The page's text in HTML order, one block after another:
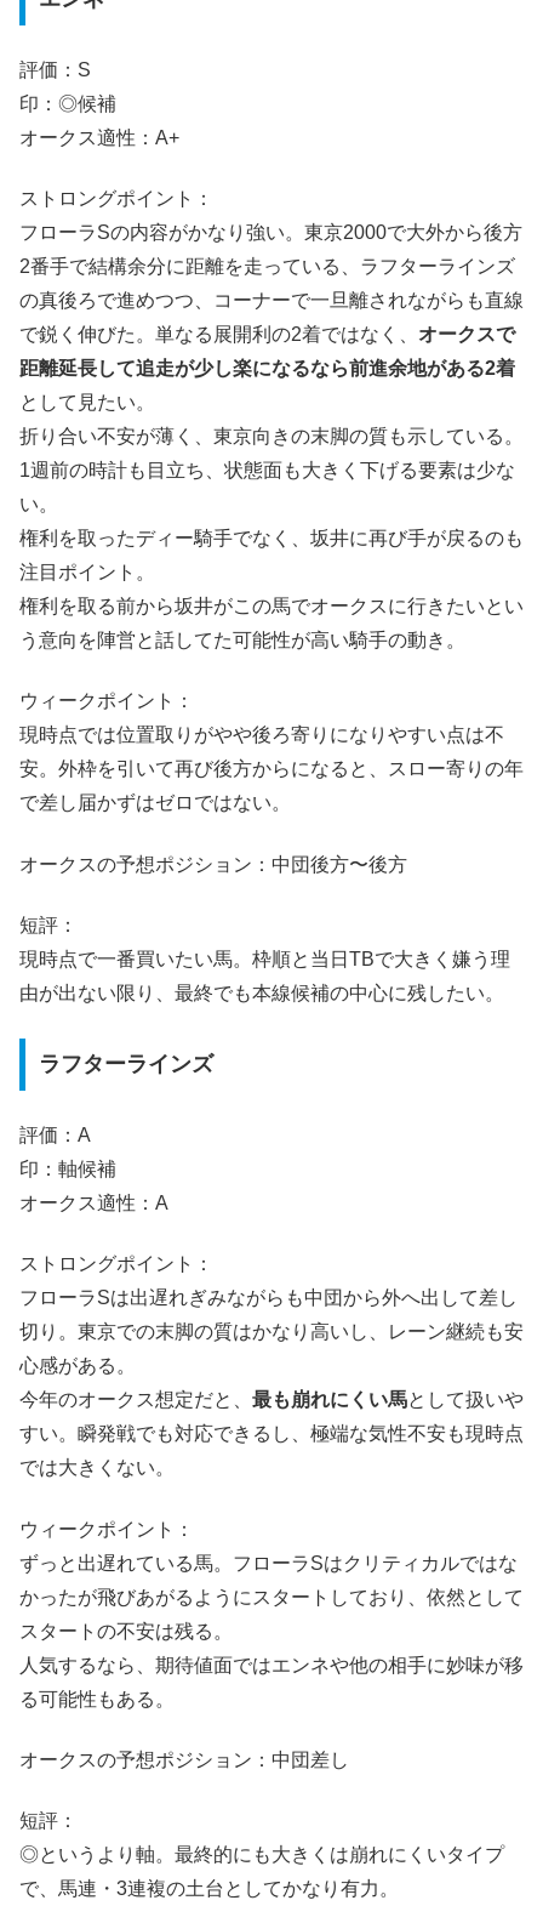
評価：S
印：◎候補
オークス適性：A+
ストロングポイント：
フローラSの内容がかなり強い。東京2000で大外から後方
2番手で結構余分に距離を走っている、ラフターラインズ
の真後ろで進めつつ、コーナーで一旦離されながらも直線
で鋭く伸びた。単なる展開利の2着ではなく、 オークスで
距離延長して追走が少し楽になるなら前進余地がある2着
として見たい。
折り合い不安が薄く、東京向きの末脚の質も示している。
1週前の時計も目立ち、状態面も大きく下げる要素は少な
い。
権利を取ったディー騎手でなく、坂井に再び手が戻るのも
注目ポイント。
権利を取る前から坂井がこの馬でオークスに行きたいとい
う意向を陣営と話してた可能性が高い騎手の動き。
ウィークポイント：
現時点では位置取りがやや後ろ寄りになりやすい点は不
安。外枠を引いて再び後方からになると、スロー寄りの年
で差し届かずはゼロではない。
オークスの予想ポジション：中団後方〜後方
短評：
現時点で一番買いたい馬。枠順と当日TBで大きく嫌う理
由が出ない限り、最終でも本線候補の中心に残したい。
ラフターラインズ
評価：A
印：軸候補
オークス適性：A
ストロングポイント：
フローラSは出遅れぎみながらも中団から外へ出して差し
切り。東京での末脚の質はかなり高いし、レーン継続も安
心感がある。
今年のオークス想定だと、 最も崩れにくい馬として扱いや
すい。瞬発戦でも対応できるし、極端な気性不安も現時点
では大きくない。
ウィークポイント：
ずっと出遅れている馬。フローラSはクリティカルではな
かったが飛びあがるようにスタートしており、依然として
スタートの不安は残る。
人気するなら、期待値面ではエンネや他の相手に妙味が移
る可能性もある。
オークスの予想ポジション：中団差し
短評：
◎というより軸。最終的にも大きくは崩れにくいタイプ
で、馬連・3連複の土台としてかなり有力。